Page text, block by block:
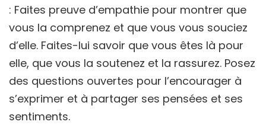
: Faites preuve d’empathie pour montrer que
vous la comprenez et que vous vous souciez
d’elle. Faites-lui savoir que vous êtes là pour
elle, que vous la soutenez et la rassurez. Posez
des questions ouvertes pour l’encourager à
s’exprimer et à partager ses pensées et ses
sentiments.